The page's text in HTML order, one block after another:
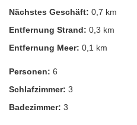
Nächstes Geschäft: 0,7 km
Entfernung Strand: 0,3 km
Entfernung Meer: 0,1 km
Personen: 6
Schlafzimmer: 3
Badezimmer: 3